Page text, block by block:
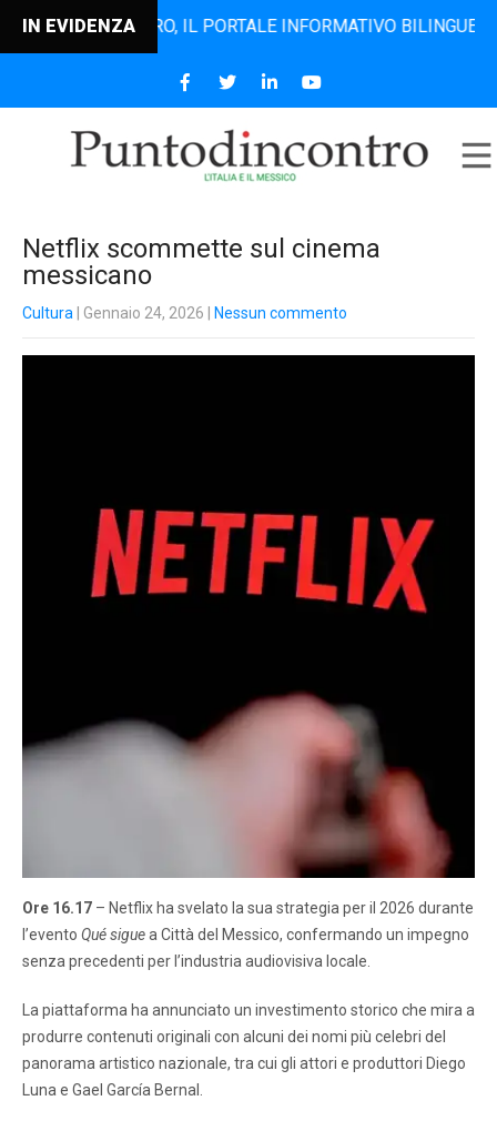
IN EVIDENZA IL PORTALE INFORMATIVO BILINGUE CHE
Netflix scommette sul cinema
messicano
Cultura | Gennaio 24, 2026 Nessun commento
Ore 16.17 – Netflix ha svelato la sua strategia per il 2026 durante
l’evento Qué siguea Città del Messico, confermando un impegno
senza precedenti per l’industria audiovisiva locale.
La piattaforma ha annunciato un investimento storico che mira a
produrre contenuti originali con alcuni dei nomi più celebri del
panorama artistico nazionale, tra cui gli attori e produttori Diego
Luna e Gael García Bernal.